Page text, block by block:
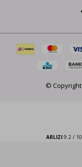
© Copyright
ARLIZI9.2 / 10